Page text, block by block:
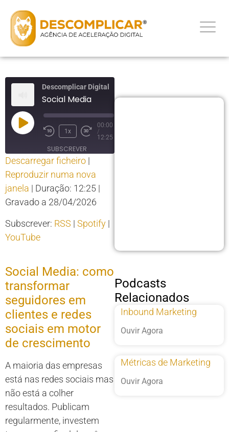
Descomplicar Digital
Social Media
1x
00:00
/
12:25
SUBSCREVER
PARTILHAR
RSS Spotify
YouTube
RSS FEED
PARTILHAR
LIGAÇÃO
Descarregar ficheiro |
Reproduzir numa nova
janela | Duração: 12:25 |
Gravado a 28/04/2026
Subscrever: RSS | Spotify |
YouTube
Social Media: como
transformar
seguidores em
clientes e redes
sociais em motor
de crescimento
A maioria das empresas
está nas redes sociais mas
não está a colher
resultados. Publicam
regularmente, investem
Podcasts
Relacionados
Inbound Marketing
Ouvir Agora
Métricas de Marketing
Ouvir Agora